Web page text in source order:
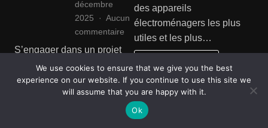
décembre
2025
Aucun
commentairesur
professionnel
rassure-
t-
il
S’engager dans un projet
important, qu’il concerne un
logement, un aménagement
ou un investissement,
des appareils
électroménagers les plus
utiles et les plus…
We use cookies to ensure that we give you the best
experience on our website. If you continue to use this site we
will assume that you are happy with it.
Ok